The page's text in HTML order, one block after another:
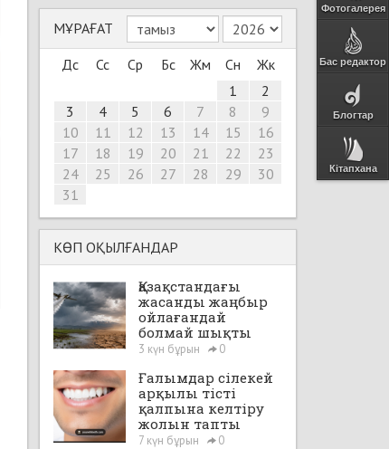
Фотогалерея
Бас редактор
Блогтар
Кітапхана
МҰРАҒАТ
Дс
Сс Ср Бс Жм Сн
Жк
1
2
3
4 5 6 7 8
9
10
11 12 13 14 15
16
17
18 19 20 21 22
23
24
25 26 27 28 29
30
31
КӨП ОҚЫЛҒАНДАР
Қазақстандағы
жасанды жаңбыр
ойлағандай
болмай шықты
3 күн бұрын 0
Ғалымдар сілекей
арқылы тісті
қалпына келтіру
жолын тапты
7 күн бұрын 0